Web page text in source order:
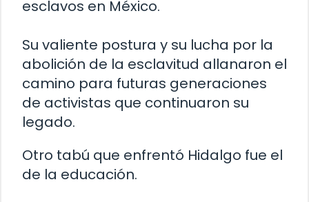
esclavos en México.
Su valiente postura y su lucha por la
abolición de la esclavitud allanaron el
camino para futuras generaciones
de activistas que continuaron su
legado.
Otro tabú que enfrentó Hidalgo fue el
de la educación.